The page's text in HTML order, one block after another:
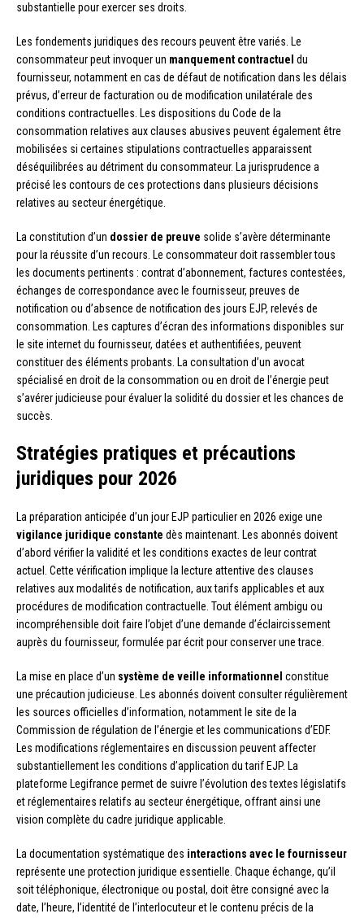
substantielle pour exercer ses droits.
Les fondements juridiques des recours peuvent être variés. Le
consommateur peut invoquer un manquement contractuel du
fournisseur, notamment en cas de défaut de notification dans les délais
prévus, d’erreur de facturation ou de modification unilatérale des
conditions contractuelles. Les dispositions du Code de la
consommation relatives aux clauses abusives peuvent également être
mobilisées si certaines stipulations contractuelles apparaissent
déséquilibrées au détriment du consommateur. La jurisprudence a
précisé les contours de ces protections dans plusieurs décisions
relatives au secteur énergétique.
La constitution d’un dossier de preuve solide s’avère déterminante
pour la réussite d’un recours. Le consommateur doit rassembler tous
les documents pertinents : contrat d’abonnement, factures contestées,
échanges de correspondance avec le fournisseur, preuves de
notification ou d’absence de notification des jours EJP, relevés de
consommation. Les captures d’écran des informations disponibles sur
le site internet du fournisseur, datées et authentifiées, peuvent
constituer des éléments probants. La consultation d’un avocat
spécialisé en droit de la consommation ou en droit de l’énergie peut
s’avérer judicieuse pour évaluer la solidité du dossier et les chances de
succès.
Stratégies pratiques et précautions
juridiques pour 2026
La préparation anticipée d’un jour EJP particulier en 2026 exige une
vigilance juridique constante dès maintenant. Les abonnés doivent
d’abord vérifier la validité et les conditions exactes de leur contrat
actuel. Cette vérification implique la lecture attentive des clauses
relatives aux modalités de notification, aux tarifs applicables et aux
procédures de modification contractuelle. Tout élément ambigu ou
incompréhensible doit faire l’objet d’une demande d’éclaircissement
auprès du fournisseur, formulée par écrit pour conserver une trace.
La mise en place d’un système de veille informationnel constitue
une précaution judicieuse. Les abonnés doivent consulter régulièrement
les sources officielles d’information, notamment le site de la
Commission de régulation de l’énergie et les communications d’EDF.
Les modifications réglementaires en discussion peuvent affecter
substantiellement les conditions d’application du tarif EJP. La
plateforme Legifrance permet de suivre l’évolution des textes législatifs
et réglementaires relatifs au secteur énergétique, offrant ainsi une
vision complète du cadre juridique applicable.
La documentation systématique des interactions avec le fournisseur
représente une protection juridique essentielle. Chaque échange, qu’il
soit téléphonique, électronique ou postal, doit être consigné avec la
date, l’heure, l’identité de l’interlocuteur et le contenu précis de la